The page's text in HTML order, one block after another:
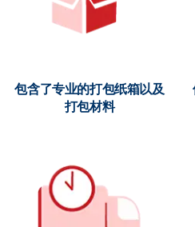
包含了专业的打包纸箱以及
打包材料